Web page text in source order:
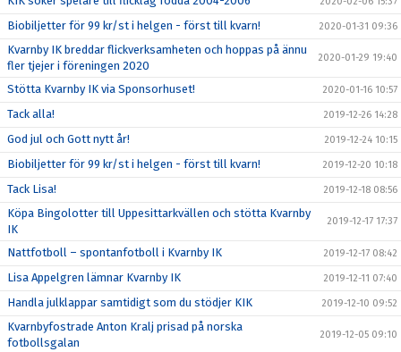
Biobiljetter för 99 kr/st i helgen - först till kvarn! 2020-01-31 09:36
Kvarnby IK breddar flickverksamheten och hoppas på ännu
fler tjejer i föreningen 2020
2020-01-29 19:40
Stötta Kvarnby IK via Sponsorhuset! 2020-01-16 10:57
Tack alla! 2019-12-26 14:28
God jul och Gott nytt år! 2019-12-24 10:15
Biobiljetter för 99 kr/st i helgen - först till kvarn! 2019-12-20 10:18
Tack Lisa! 2019-12-18 08:56
Köpa Bingolotter till Uppesittarkvällen och stötta Kvarnby
IK
2019-12-17 17:37
Nattfotboll – spontanfotboll i Kvarnby IK 2019-12-17 08:42
Lisa Appelgren lämnar Kvarnby IK 2019-12-11 07:40
Handla julklappar samtidigt som du stödjer KIK 2019-12-10 09:52
Kvarnbyfostrade Anton Kralj prisad på norska
fotbollsgalan
2019-12-05 09:10